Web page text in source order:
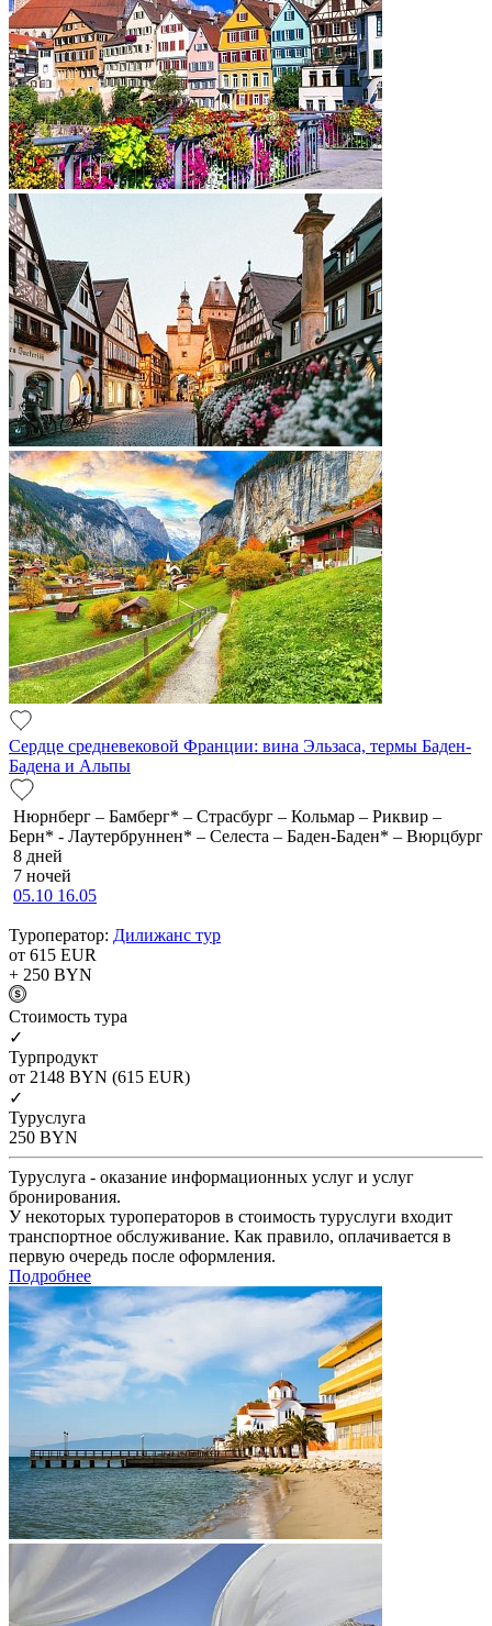
Сердце средневековой Франции: вина Эльзаса, термы Баден-
Бадена и Альпы
Нюрнберг – Бамберг* – Страсбург – Кольмар – Риквир –
Берн* - Лаутербруннен* – Селеста – Баден-Баден* – Вюрцбург
8 дней
7 ночей
05.10 16.05
Туроператор: Дилижанс тур
от 615 EUR
+ 250 BYN
Cтоимость тура
✓
Турпродукт
от 2148 BYN (615 EUR)
✓
Туруслуга
250 BYN
Туруслуга - оказание информационных услуг и услуг
бронирования.
У некоторых туроператоров в стоимость туруслуги входит
транспортное обслуживание. Как правило, оплачивается в
первую очередь после оформления.
Подробнее